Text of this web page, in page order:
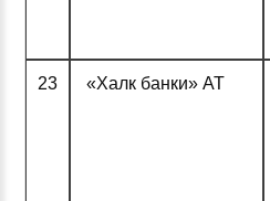
23 «Халк банки» АТ